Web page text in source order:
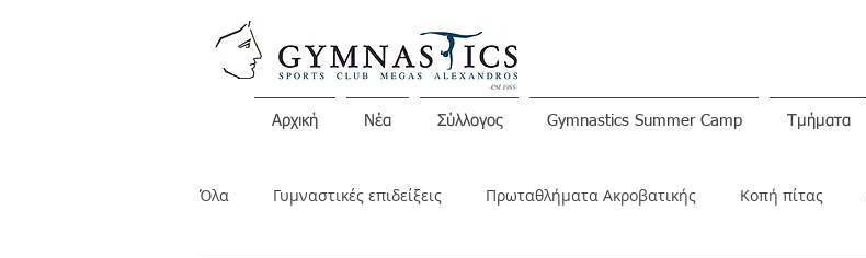
Αρχική Νέα Σύλλογος Gymnastics Summer Camp Τμήματα
Όλα Γυμναστικές επιδείξεις Πρωταθλήματα Ακροβατικής Κοπή πίτας